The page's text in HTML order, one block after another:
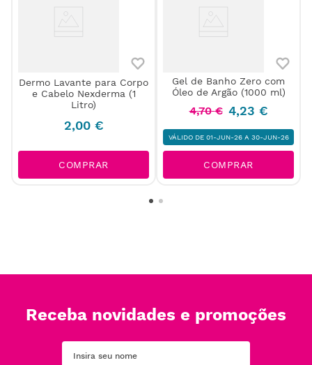
Dermo Lavante para Corpo
e Cabelo Nexderma (1
Litro)
2,00 €
COMPRAR
Gel de Banho Zero com
Óleo de Argão (1000 ml)
4,70 € 4,23 €
VÁLIDO DE 01-JUN-26 A 30-JUN-26
COMPRAR
Receba novidades e promoções